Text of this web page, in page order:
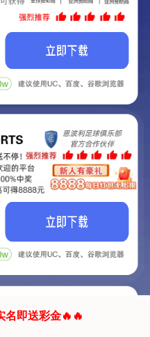
线啦...
在建设.
的网站.
们!